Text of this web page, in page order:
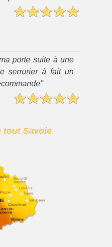
porte suite à une
serrurier à fait un
tout Savoie